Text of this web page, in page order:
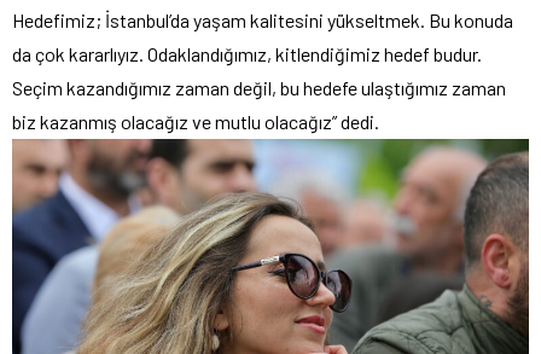
Hedefimiz; İstanbul’da yaşam kalitesini yükseltmek. Bu konuda
da çok kararlıyız. Odaklandığımız, kitlendiğimiz hedef budur.
Seçim kazandığımız zaman değil, bu hedefe ulaştığımız zaman
biz kazanmış olacağız ve mutlu olacağız” dedi.